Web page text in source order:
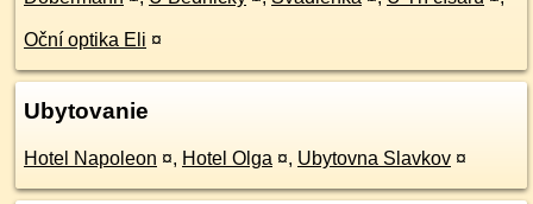
Oční optika Eli ¤
Ubytovanie
Hotel Napoleon ¤, Hotel Olga ¤, Ubytovna Slavkov ¤